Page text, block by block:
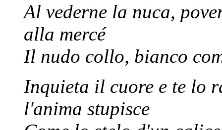
Al vederne la nuca,
alla mercé
Il nudo collo, bianco
Inquieta il cuore e te lo
l'anima stupisce